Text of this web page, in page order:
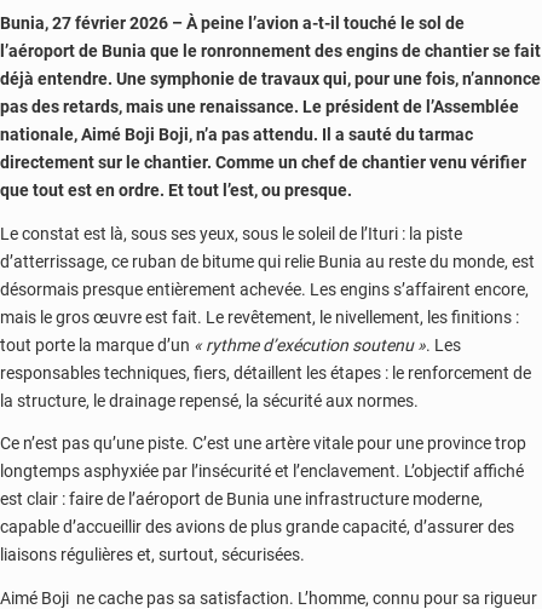
Bunia, 27 février 2026 – À peine l’avion a-t-il touché le sol de
l’aéroport de Bunia que le ronronnement des engins de chantier se fait
déjà entendre. Une symphonie de travaux qui, pour une fois, n’annonce
pas des retards, mais une renaissance. Le président de l’Assemblée
nationale, Aimé Boji Boji, n’a pas attendu. Il a sauté du tarmac
directement sur le chantier. Comme un chef de chantier venu vérifier
que tout est en ordre. Et tout l’est, ou presque.
Le constat est là, sous ses yeux, sous le soleil de l’Ituri : la piste
d’atterrissage, ce ruban de bitume qui relie Bunia au reste du monde, est
désormais presque entièrement achevée. Les engins s’affairent encore,
mais le gros œuvre est fait. Le revêtement, le nivellement, les finitions :
tout porte la marque d’un « rythme d’exécution soutenu ». Les
responsables techniques, fiers, détaillent les étapes : le renforcement de
la structure, le drainage repensé, la sécurité aux normes.
Ce n’est pas qu’une piste. C’est une artère vitale pour une province trop
longtemps asphyxiée par l’insécurité et l’enclavement. L’objectif affiché
est clair : faire de l’aéroport de Bunia une infrastructure moderne,
capable d’accueillir des avions de plus grande capacité, d’assurer des
liaisons régulières et, surtout, sécurisées.
Aimé Boji ne cache pas sa satisfaction. L’homme, connu pour sa rigueur